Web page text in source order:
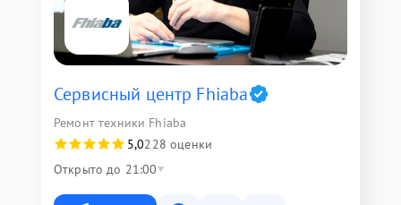
Сервисный центр Fhiaba
Ремонт техники Fhiaba
5,0228 оценки
Открыто до 21:00